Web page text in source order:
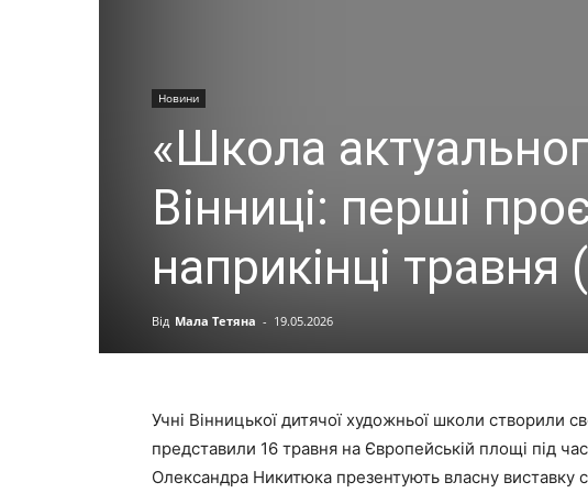
Новини
«Школа
Вінниці: перші
наприкінці травня
Від Мала Тетяна - 19.05.2026
Учні Вінницької дитячої художньої школи створили
представили 16 травня на Європейській площі під
Олександра Никитюка презентують власну виставку